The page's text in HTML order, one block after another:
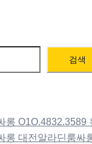
검색
롱 O1O.4832.3589
롱 대전알라딘룸싸